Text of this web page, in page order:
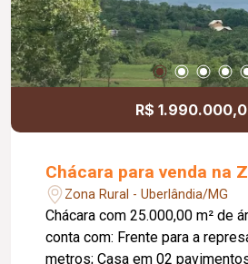
R$
Chácara para venda na
Zona Rural - Uberlândia/MG
Chácara com 25.000,00 m² de área
conta com: Frente para a
metros; Casa em 02